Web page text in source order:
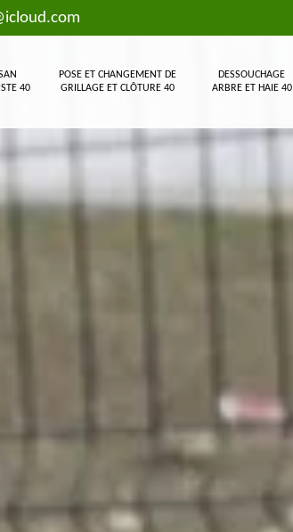
40
POSE ET CHANGEMENT DE
GRILLAGE ET CLÔTURE 40
DESSOUCHAGE
ARBRE ET HAIE 40